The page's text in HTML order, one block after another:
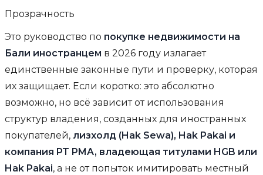
Прозрачность
Это руководство по покупке недвижимости на
Бали иностранцем в 2026 году излагает
единственные законные пути и проверку, которая
их защищает. Если коротко: это абсолютно
возможно, но всё зависит от использования
структур владения, созданных для иностранных
покупателей, лизхолд (Hak Sewa), Hak Pakai и
компания PT PMA, владеющая титулами HGB или
Hak Pakai, а не от попыток имитировать местный